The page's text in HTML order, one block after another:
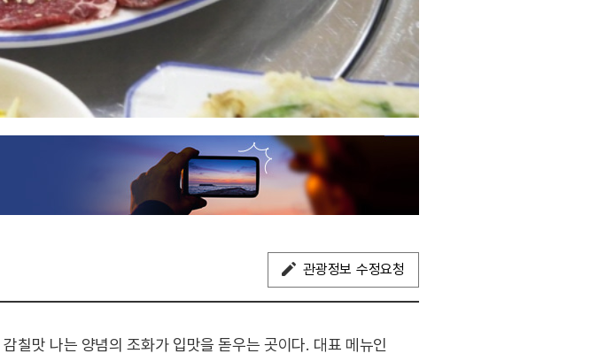
관광정보 수정요청
칠맛 나는 양념의 조화가 입맛을 돋우는 곳이다. 대표 메뉴인